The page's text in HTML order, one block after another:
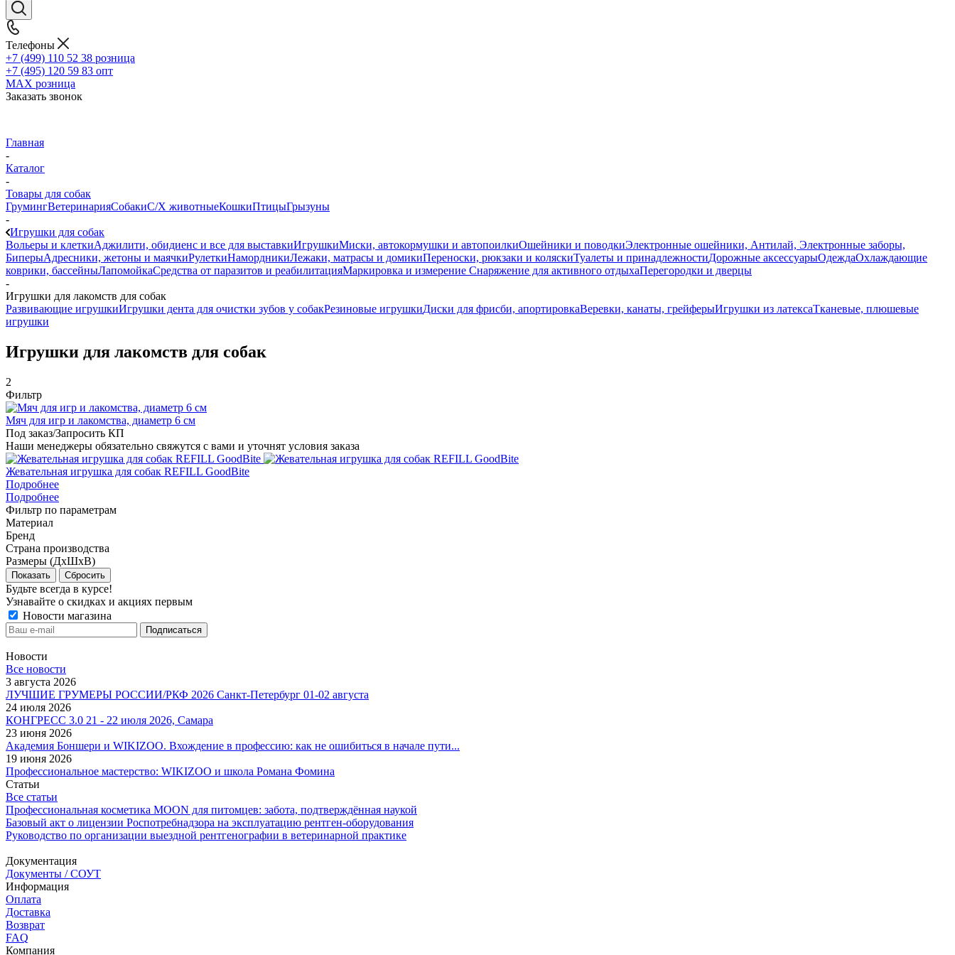
Телефоны
+7 (499) 110 52 38 розница
+7 (495) 120 59 83 опт
MAX розница
Заказать звонок
Главная
-
Каталог
-
Товары для собак
ГрумингВетеринарияСобакиС/Х животныеКошкиПтицыГрызуны
-
Игрушки для собак
Вольеры и клеткиАджилити, обидиенс и все для выставкиИгрушкиМиски, автокормушки и автопоилкиОшейники и поводкиЭлектронные ошейники, Антилай, Электронные заборы,
БиперыАдресники, жетоны и маячкиРулеткиНамордникиЛежаки, матрасы и домикиПереноски, рюкзаки и коляскиТуалеты и принадлежностиДорожные аксессуарыОдеждаОхлаждающие
коврики, бассейныЛапомойкаСредства от паразитов и реабилитацияМаркировка и измерение Снаряжение для активного отдыхаПерегородки и дверцы
-
Игрушки для лакомств для собак
Развивающие игрушкиИгрушки дента для очистки зубов у собакРезиновые игрушкиДиски для фрисби, апортировкаВеревки, канаты, грейферыИгрушки из латексаТканевые, плюшевые
игрушки
Игрушки для лакомств для собак
2
Фильтр
Мяч для игр и лакомства, диаметр 6 см
Под заказ/Запросить КП
Наши менеджеры обязательно свяжутся с вами и уточнят условия заказа
Жевательная игрушка для собак REFILL GoodBite
Подробнее
Подробнее
Фильтр по параметрам
Материал
Бренд
Страна производства
Размеры (ДхШхВ)
Сбросить
Будьте всегда в курсе!
Узнавайте о скидках и акциях первым
Новости магазина
Новости
Все новости
3 августа 2026
ЛУЧШИЕ ГРУМЕРЫ РОССИИ/РКФ 2026 Санкт-Петербург 01-02 августа
24 июля 2026
КОНГРЕСС 3.0 21 - 22 июля 2026, Самара
23 июня 2026
Академия Боншери и WIKIZOO. Вхождение в профессию: как не ошибиться в начале пути...
19 июня 2026
Профессиональное мастерство: WIKIZOO и школа Романа Фомина
Статьи
Все статьи
Профессиональная косметика MOON для питомцев: забота, подтверждённая наукой
Базовый акт о лицензии Роспотребнадзора на эксплуатацию рентген-оборудования
Руководство по организации выездной рентгенографии в ветеринарной практике
Документация
Документы / СОУТ
Информация
Оплата
Доставка
Возврат
FAQ
Компания